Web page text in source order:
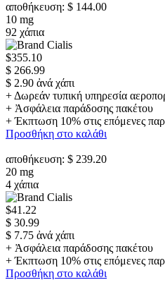
αποθήκευση: $ 144.00
10 mg
92 χάπια
$355.10
$ 266.99
$ 2.90 ἀνά χάπι
+ Δωρεάν τυπική υπηρεσία
+ Ἀσφάλεια παράδοσης πακέτου
+ Έκπτωση 10% στις επόμενες
Προσθήκη στο καλάθι
αποθήκευση: $ 239.20
20 mg
4 χάπια
$41.22
$ 30.99
$ 7.75 ἀνά χάπι
+ Ἀσφάλεια παράδοσης πακέτου
+ Έκπτωση 10% στις επόμενες
Προσθήκη στο καλάθι